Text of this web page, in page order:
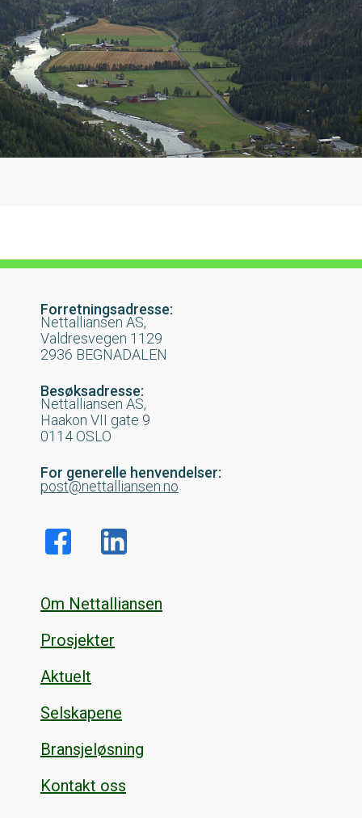
Forretningsadresse:
Nettalliansen AS,
Valdresvegen 1129
2936 BEGNADALEN
Besøksadresse:
Nettalliansen AS,
Haakon VII gate 9
0114 OSLO
For generelle henvendelser:
post@nettalliansen.no
Om Nettalliansen
Prosjekter
Aktuelt
Selskapene
Bransjeløsning
Kontakt oss